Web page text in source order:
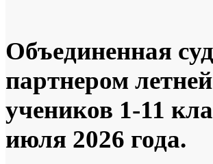
Объединенная
партнером
учеников 1-11
июля 2026 года.